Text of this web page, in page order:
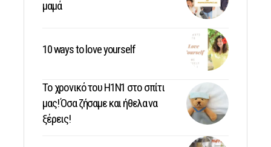
μαμά
10 ways to love yourself
Το χρονικό του Η1Ν1 στο σπίτι
μας! Όσα ζήσαμε και ήθελα να
ξέρεις!